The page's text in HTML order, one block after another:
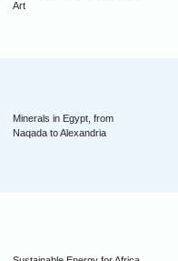
Art
Minerals in Egypt, from
Naqada to Alexandria